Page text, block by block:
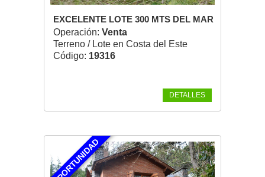
EXCELENTE LOTE 300 MTS DEL MAR
Operación: Venta
Terreno / Lote en Costa del Este
Código: 19316
DETALLES
OPORTUNIDAD